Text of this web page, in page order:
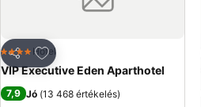
Megosztás
Hozzáadás a kedvencekhez
4 Kategória
Hotel
VIP Executive Eden Aparthotel
7,9 Jó (13 468 értékelés)